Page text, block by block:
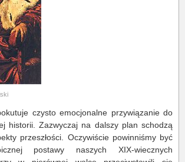
czysto emocjonalne przywiązanie do
historii. Zazwyczaj na dalszy plan schodzą
przeszłości. Oczywiście powinniśmy być
postawy naszych XIX-wiecznych